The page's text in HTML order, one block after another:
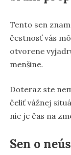
Tento sen
čestnosť vás
otvorene
menšine.
Doteraz ste
čeliť vážnej
nie je čas na
Sen o